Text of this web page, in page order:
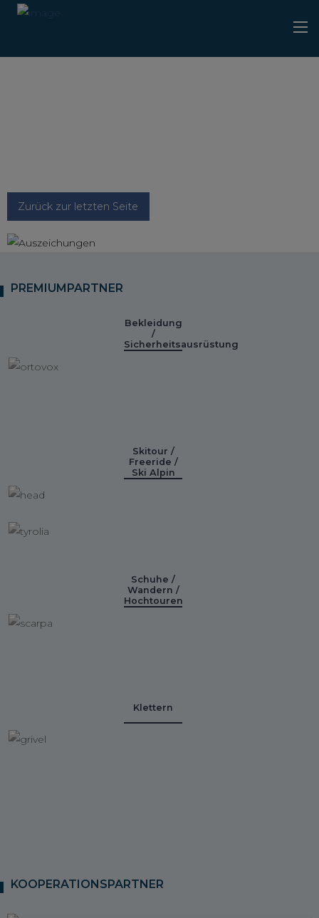
Zurück zur letzten Seite
PREMIUMPARTNER
Bekleidung
/
Sicherheitsausrüstung
Skitour /
Freeride /
Ski Alpin
Schuhe /
Wandern /
Hochtouren
Klettern
KOOPERATIONSPARTNER